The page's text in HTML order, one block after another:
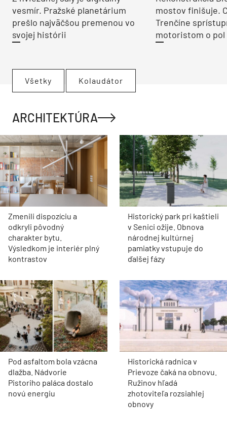
vesmír. Pražské planetárium
prešlo najväčšou premenou vo
svojej histórii
mostov finišuje.
Trenčíne
motoristom o pol
Všetky Kolaudátor
ARCHITEKTÚRA
Zmenili dispozíciu a
odkryli pôvodný
charakter bytu.
Výsledkom je interiér plný
kontrastov
Historický park pri kaštieli
v Senici ožije. Obnova
národnej kultúrnej
pamiatky vstupuje do
ďalšej fázy
Pod asfaltom bola vzácna
dlažba. Nádvorie
Pistoriho paláca dostalo
novú energiu
Historická radnica v
Prievoze čaká na obnovu.
Ružinov hľadá
zhotoviteľa rozsiahlej
obnovy